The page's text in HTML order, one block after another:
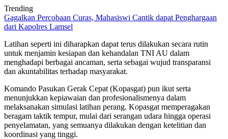
Trending
Gagalkan Percobaan Curas, Mahasiswi Cantik dapat Penghargaan
dari Kapolres Lamsel
Latihan seperti ini diharapkan dapat terus dilakukan secara rutin
untuk menjamin kesiapan dan kehandalan TNI AU dalam
menghadapi berbagai ancaman, serta sebagai wujud transparansi
dan akuntabilitas terhadap masyarakat.
Komando Pasukan Gerak Cepat (Kopasgat) pun ikut serta
menunjukkan kepiawaian dan profesionalismenya dalam
melaksanakan simulasi latihan perang. Kopasgat memperagakan
beragam taktik tempur, mulai dari serangan udara hingga operasi
penyelamatan, yang semuanya dilakukan dengan ketelitian dan
koordinasi yang tinggi.